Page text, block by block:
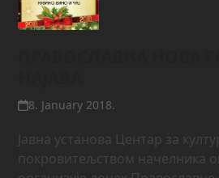
8. January 2018.
Јавна установа Центар за
покровитељством начелника